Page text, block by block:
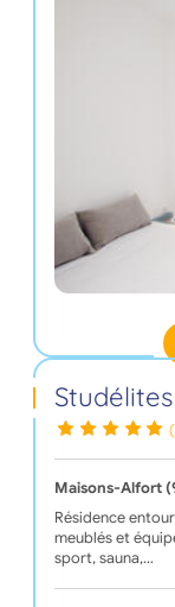
Maisons-Alfort
Résidence
meublés et
sport, sauna,…